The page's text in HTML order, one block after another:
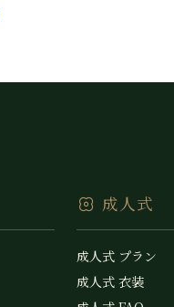
成人式
成人式 プラン
成人式 衣装